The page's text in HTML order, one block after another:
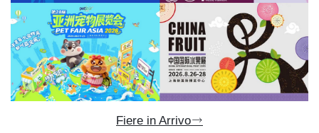
Fiere in Arrivo